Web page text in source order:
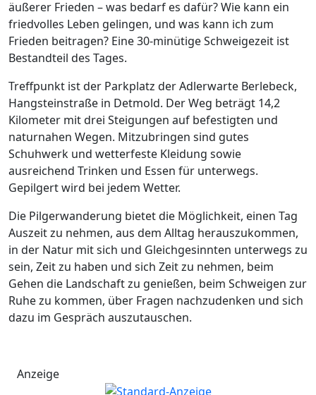
äußerer Frieden – was bedarf es dafür? Wie kann ein
friedvolles Leben gelingen, und was kann ich zum
Frieden beitragen? Eine 30-minütige Schweigezeit ist
Bestandteil des Tages.
Treffpunkt ist der Parkplatz der Adlerwarte Berlebeck,
Hangsteinstraße in Detmold. Der Weg beträgt 14,2
Kilometer mit drei Steigungen auf befestigten und
naturnahen Wegen. Mitzubringen sind gutes
Schuhwerk und wetterfeste Kleidung sowie
ausreichend Trinken und Essen für unterwegs.
Gepilgert wird bei jedem Wetter.
Die Pilgerwanderung bietet die Möglichkeit, einen Tag
Auszeit zu nehmen, aus dem Alltag herauszukommen,
in der Natur mit sich und Gleichgesinnten unterwegs zu
sein, Zeit zu haben und sich Zeit zu nehmen, beim
Gehen die Landschaft zu genießen, beim Schweigen zur
Ruhe zu kommen, über Fragen nachzudenken und sich
dazu im Gespräch auszutauschen.
Anzeige